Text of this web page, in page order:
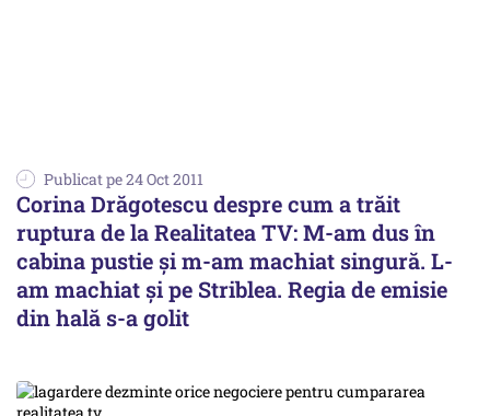
Publicat pe 24 Oct 2011
Corina Drăgotescu despre cum a trăit
ruptura de la Realitatea TV: M-am dus în
cabina pustie şi m-am machiat singură. L-
am machiat şi pe Striblea. Regia de emisie
din hală s-a golit